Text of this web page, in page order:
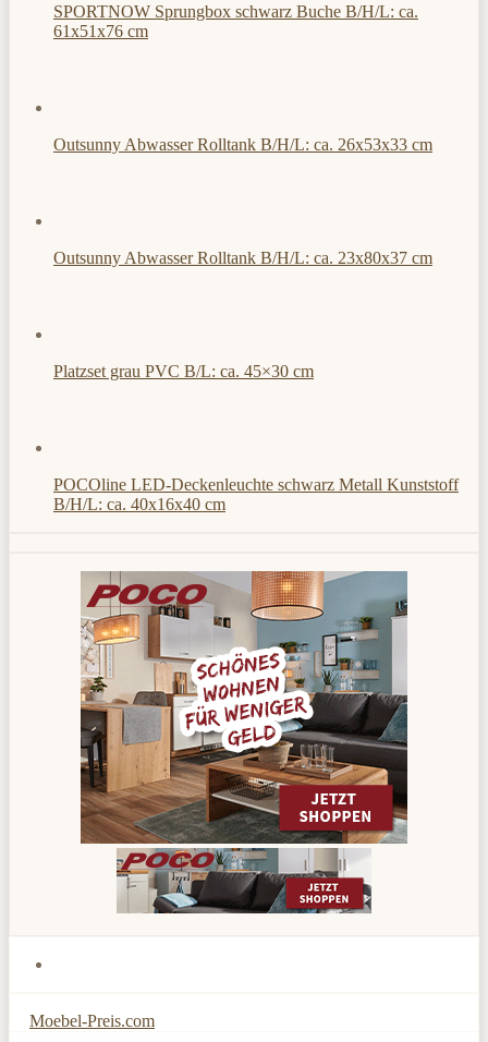
SPORTNOW Sprungbox schwarz Buche B/H/L: ca.
61x51x76 cm
Outsunny Abwasser Rolltank B/H/L: ca. 26x53x33 cm
Outsunny Abwasser Rolltank B/H/L: ca. 23x80x37 cm
Platzset grau PVC B/L: ca. 45×30 cm
POCOline LED-Deckenleuchte schwarz Metall Kunststoff
B/H/L: ca. 40x16x40 cm
Moebel-Preis.com